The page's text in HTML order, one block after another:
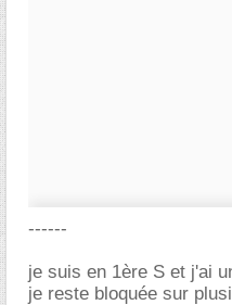
------
je suis en 1ère S et j'ai
je reste bloquée sur